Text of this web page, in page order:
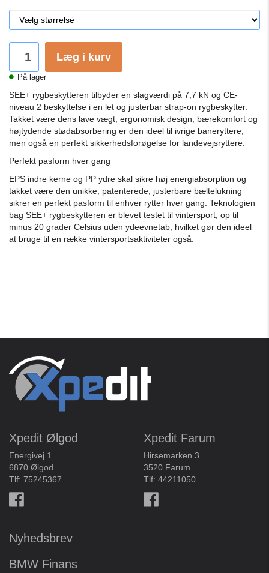
Læg i kurv
På lager
SEE+ rygbeskytteren tilbyder en slagværdi på 7,7 kN og CE-
niveau 2 beskyttelse i en let og justerbar strap-on rygbeskytter.
Takket være dens lave vægt, ergonomisk design, bærekomfort og
højtydende stødabsorbering er den ideel til ivrige baneryttere,
men også en perfekt sikkerhedsforøgelse for landevejsryttere.
Perfekt pasform hver gang
EPS indre kerne og PP ydre skal sikre høj energiabsorption og
takket være den unikke, patenterede, justerbare bæltelukning
sikrer en perfekt pasform til enhver rytter hver gang. Teknologien
bag SEE+ rygbeskytteren er blevet testet til vintersport, op til
minus 20 grader Celsius uden ydeevnetab, hvilket gør den ideel
at bruge til en række vintersportsaktiviteter også.
Xpedit Ølgod
Energivej 1
6870 Ølgod
Tlf: 75245367
Xpedit Farum
Hirsemarken 3
3520 Farum
Tlf: 44211050
Nyhedsbrev
BMW Finans